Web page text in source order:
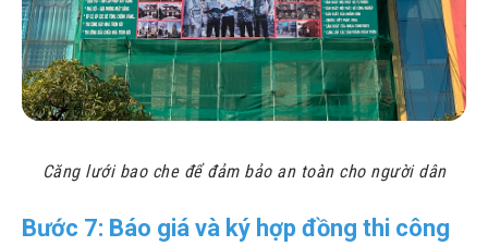
Căng lưới bao che để đảm bảo an toàn cho người dân
Bước 7: Báo giá và ký hợp đồng thi công